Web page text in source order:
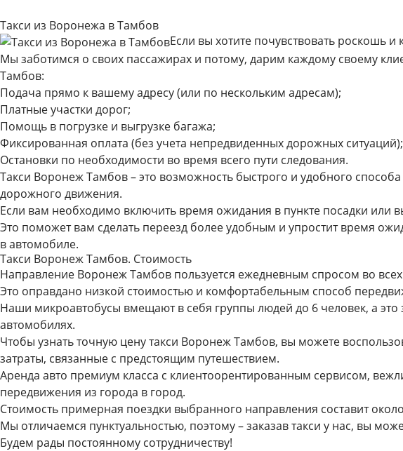
Такси из Воронежа в Тамбов
Если вы хотите почувствовать роскошь
Мы заботимся о своих пассажирах и потому, дарим каждому своему
Тамбов:
Подача прямо к вашему адресу (или по нескольким адресам);
Платные участки дорог;
Помощь в погрузке и выгрузке багажа;
Фиксированная оплата (без учета непредвиденных дорожных ситуаций);
Остановки по необходимости во время всего пути следования.
Такси Воронеж Тамбов – это возможность быстрого и удобного
дорожного движения.
Если вам необходимо включить время ожидания в пункте посадки
Это поможет вам сделать переезд более удобным и упростит время
в автомобиле.
Такси Воронеж Тамбов. Стоимость
Направление Воронеж Тамбов пользуется ежедневным спросом во всех
Это оправдано низкой стоимостью и комфортабельным способ
Наши микроавтобусы вмещают в себя группы людей до 6 человек, а
автомобилях.
Чтобы узнать точную цену такси Воронеж Тамбов, вы можете
затраты, связанные с предстоящим путешествием.
Аренда авто премиум класса с клиентоорентированным сервисом,
передвижения из города в город.
Стоимость примерная поездки выбранного направления составит
Мы отличаемся пунктуальностью, поэтому – заказав такси у нас, вы
Будем рады постоянному сотрудничеству!